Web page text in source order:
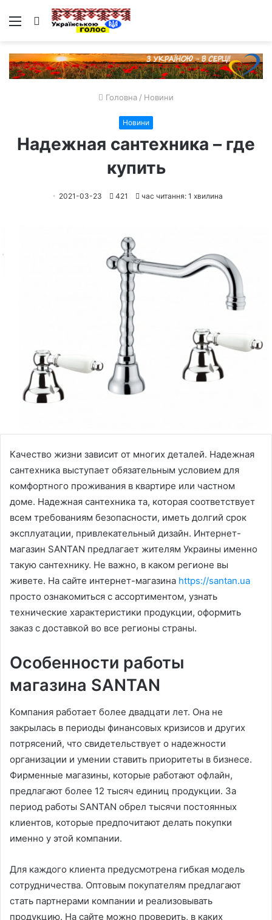
Меню Пошук
Головна / Новини
Новини
Надежная сантехника – где
купить
2021-03-23 421 час читання: 1 хвилина
Качество жизни зависит от многих деталей. Надежная
сантехника выступает обязательным условием для
комфортного проживания в квартире или частном
доме. Надежная сантехника та, которая соответствует
всем требованиям безопасности, иметь долгий срок
эксплуатации, привлекательный дизайн. Интернет-
магазин SANTAN предлагает жителям Украины именно
такую сантехнику. Не важно, в каком регионе вы
живете. На сайте интернет-магазина https://santan.ua
просто ознакомиться с ассортиментом, узнать
технические характеристики продукции, оформить
заказ с доставкой во все регионы страны.
Особенности работы
магазина SANTAN
Компания работает более двадцати лет. Она не
закрылась в периоды финансовых кризисов и других
потрясений, что свидетельствует о надежности
организации и умении ставить приоритеты в бизнесе.
Фирменные магазины, которые работают офлайн,
предлагают более 12 тысяч единиц продукции. За
период работы SANTAN обрел тысячи постоянных
клиентов, которые предпочитают делать покупки
именно у этой компании.
Для каждого клиента предусмотрена гибкая модель
сотрудничества. Оптовым покупателям предлагают
стать партнерами компании и реализовывать
продукцию. На сайте можно проверить, в каких